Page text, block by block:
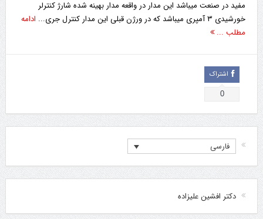
مفید در صنعت میباشد این مدار در واقعه مدار بهینه شده شارژ کنترلر
خورشیدی ۳ آمپری میباشد که در ورژن قبلی این مدار کنترل جری...
ادامه
مطلب ...
اشتراک
0
فارسی
دکتر افشین علیزاده